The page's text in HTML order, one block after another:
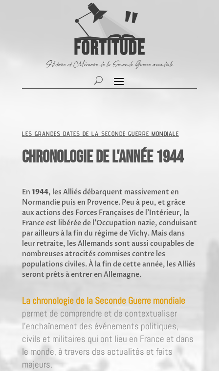
Histoire et Mémoire de la Seconde Guerre mondiale
LES GRANDES DATES DE LA SECONDE GUERRE MONDIALE
Chronologie de l'année 1944
En 1944, les Alliés débarquent massivement en
Normandie puis en Provence. Peu à peu, et grâce
aux actions des Forces Françaises de l’Intérieur, la
France est libérée de l’Occupation nazie, conduisant
par ailleurs à la fin du régime de Vichy. Mais dans
leur retraite, les Allemands sont aussi coupables de
nombreuses atrocités commises contre les
populations civiles. À la fin de cette année, les Alliés
seront prêts à entrer en Allemagne.
La chronologie de la Seconde Guerre mondiale
permet de comprendre et de contextualiser
l’enchaînement des événements politiques,
civils et militaires qui ont lieu en France et dans
le monde, à travers des actualités et faits
majeurs.